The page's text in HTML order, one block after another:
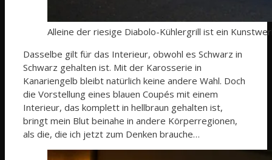
Alleine der riesige Diabolo-Kühlergrill ist ein
Dasselbe gilt für das Interieur, obwohl es Schwarz in
Schwarz gehalten ist. Mit der Karosserie in
Kanariengelb bleibt natürlich keine andere Wahl. Doch
die Vorstellung eines blauen Coupés mit einem
Interieur, das komplett in hellbraun gehalten ist,
bringt mein Blut beinahe in andere Körperregionen,
als die, die ich jetzt zum Denken brauche…